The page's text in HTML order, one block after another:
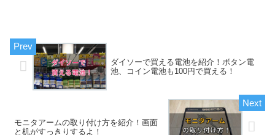
ダイソーで買える電池を紹介！ボタン電
池、コイン電池も100円で買える！
モニタアームの取り付け方を紹介！画面
と机がすっきりするよ！